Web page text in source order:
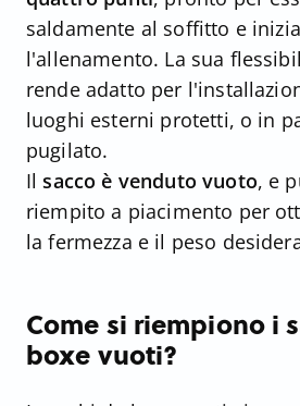
saldamente al soffitto e
l'allenamento. La sua
rende adatto per
luoghi esterni protetti, o in
pugilato.
Il sacco è venduto vuoto, e
riempito a piacimento per
la fermezza e il peso
Come si riempiono i
boxe vuoti?